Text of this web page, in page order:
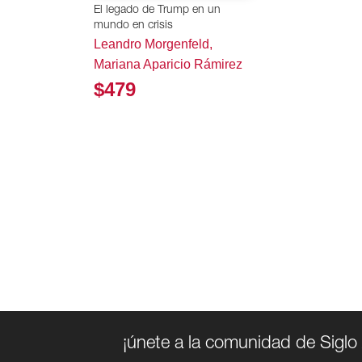
El legado de Trump en un
mundo en crisis
Leandro Morgenfeld,
Mariana Aparicio Rámirez
$479
¡únete a la comunidad de Siglo